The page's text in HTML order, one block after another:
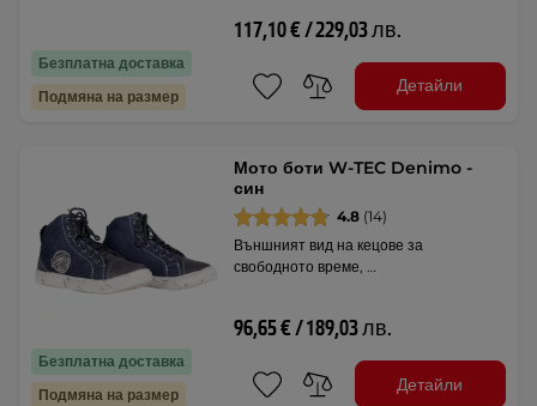
Безплатна доставка
Подмяна на размер
117,10 € / 229,03 лв.
Детайли
Безплатна доставка
Подмяна на размер
Мото боти W-TEC Denimo -
син
4.8 (14)
Външният вид на кецове за
свободното време, …
96,65 € / 189,03 лв.
Детайли